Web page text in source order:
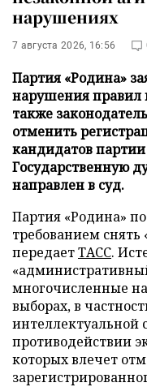
нарушениях
7 августа 2026, 16:56
Партия «Родина»
нарушения правил
также
отменить
кандидатов
Государственную
направлен в суд.
Партия «Родина»
требованием снять
передаетТАСС.
многочисленные
выборах, в
интеллектуальной
противодействии
которых влечет